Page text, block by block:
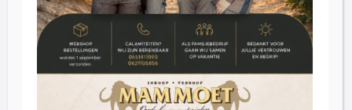
Over ons
FAQ